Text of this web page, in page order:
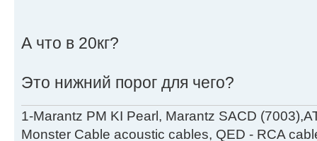
А что в 20кг?
Это нижний порог для чего?
1-Marantz PM KI Pearl, Marantz SACD
Monster Cable acoustic cables, QED - RCA